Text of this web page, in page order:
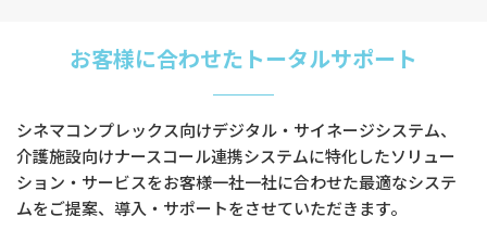
お客様に合わせたトータルサポート
シネマコンプレックス向けデジタル・サイネージシステム、
介護施設向けナースコール連携システムに特化したソリュー
ション・サービスをお客様一社一社に合わせた最適なシステ
ムをご提案、導入・サポートをさせていただきます。